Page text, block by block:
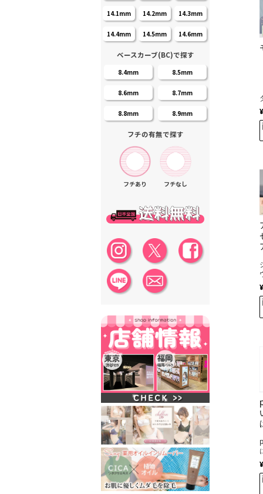
14.1mm 14.2mm 14.3mm
14.4mm 14.5mm 14.6mm
ベースカーブ(BC)で探す
8.4mm 8.5mm
8.6mm 8.7mm
8.8mm 8.9mm
フチの有無で探す
フチあり フチなし